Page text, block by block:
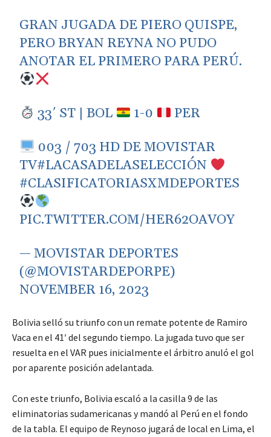
GRAN JUGADA DE PIERO QUISPE,
PERO BRYAN REYNA NO PUDO
ANOTAR EL PRIMERO PARA PERÚ.
33′ ST | BOL 1-0
PER
003 / 703 HD DE MOVISTAR
TV#LACASADELASELECCIÓN
#CLASIFICATORIASXMDEPORTES
PIC.TWITTER.COM/HER62OAVOY
— MOVISTAR DEPORTES
(@MOVISTARDEPORPE)
NOVEMBER 16, 2023
Bolivia selló su triunfo con un remate potente de Ramiro
Vaca en el 41′ del segundo tiempo. La jugada tuvo que ser
resuelta en el VAR pues inicialmente el árbitro anuló el gol
por aparente posición adelantada.
Con este triunfo, Bolivia escaló a la casilla 9 de las
eliminatorias sudamericanas y mandó al Perú en el fondo
de la tabla. El equipo de Reynoso jugará de local en Lima, el